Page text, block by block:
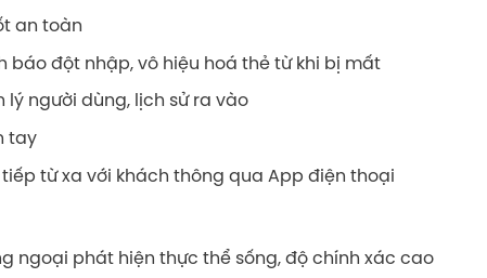
an toàn
báo đột nhập, vô hiệu hoá thẻ từ khi bị mất
lý người dùng, lịch sử ra vào
tay
từ xa với khách thông qua App điện thoại
ngoại phát hiện thực thể sống, độ chính xác cao